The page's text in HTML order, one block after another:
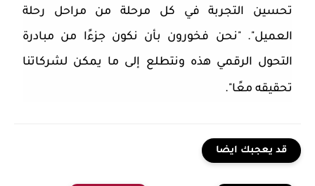
تحسين التجربة في كل مرحلة من مراحل رحلة
العميل". "نحن فخورون بأن نكون جزءًا من مبادرة
التحول الرقمي هذه ونتطلع إلى ما يمكن لشركاتنا
تحقيقه معًا".
قد يعجبك ايضا